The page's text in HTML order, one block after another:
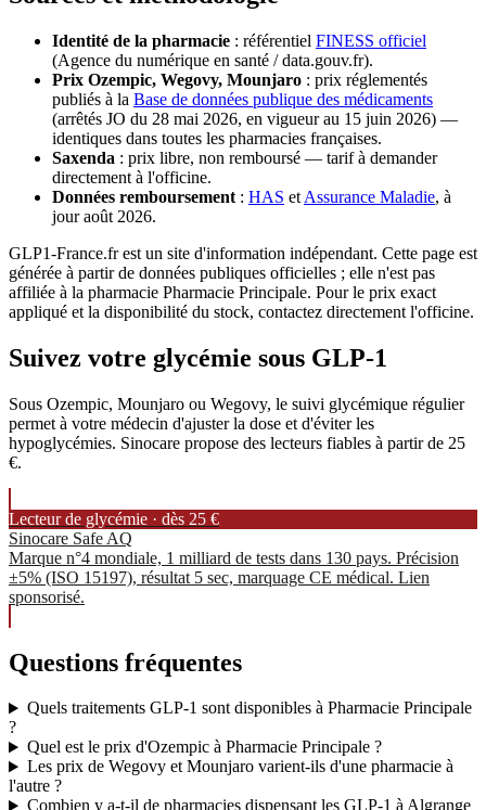
Identité de la pharmacie : référentiel FINESS officiel
(Agence du numérique en santé / data.gouv.fr).
Prix Ozempic, Wegovy, Mounjaro : prix réglementés
publiés à la Base de données publique des médicaments
(arrêtés JO du 28 mai 2026, en vigueur au 15 juin 2026) —
identiques dans toutes les pharmacies françaises.
Saxenda : prix libre, non remboursé — tarif à demander
directement à l'officine.
Données remboursement : HAS et Assurance Maladie, à
jour août 2026.
GLP1-France.fr est un site d'information indépendant. Cette page est
générée à partir de données publiques officielles ; elle n'est pas
affiliée à la pharmacie Pharmacie Principale. Pour le prix exact
appliqué et la disponibilité du stock, contactez directement l'officine.
Suivez votre glycémie sous GLP-1
Sous Ozempic, Mounjaro ou Wegovy, le suivi glycémique régulier
permet à votre médecin d'ajuster la dose et d'éviter les
hypoglycémies. Sinocare propose des lecteurs fiables à partir de 25
€.
Lecteur de glycémie · dès 25 €
Sinocare Safe AQ
Marque n°4 mondiale, 1 milliard de tests dans 130 pays. Précision
±5% (ISO 15197), résultat 5 sec, marquage CE médical. Lien
sponsorisé.
Questions fréquentes
Quels traitements GLP-1 sont disponibles à Pharmacie Principale
?
Quel est le prix d'Ozempic à Pharmacie Principale ?
Les prix de Wegovy et Mounjaro varient-ils d'une pharmacie à
l'autre ?
Combien y a-t-il de pharmacies dispensant les GLP-1 à Algrange